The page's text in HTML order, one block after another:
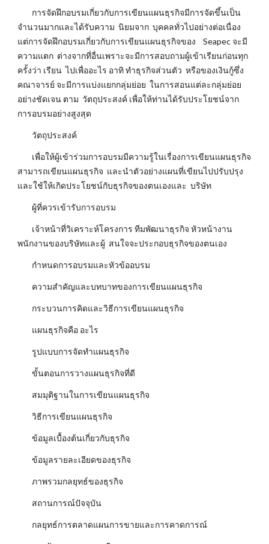
การจัดฝึกอบรมเกี่ยวกับการเขียนแผนธุรกิจมีการจัดขึ้นเป็น
จำนวนมากและได้รับความ นิยมจาก บุคคลทั่วไปอย่างต่อเนื่อง
แต่การจัดฝึกอบรมเกี่ยวกับการเขียนแผนธุรกิจของ Seapec จะมี
ความแตก ต่างจากที่อื่นเพราะจะมีการสอบถามผู้เข้าเรียนก่อนทุก
ครั้งว่า เรียน ไปเพื่ออะไร อาทิ ทำธุรกิจส่วนตัว หรือของเงินกู้ซึ่ง
คณาจารย์ จะมีการแบ่งแยกกลุ่มย่อย ในการสอนแต่ละกลุ่มย่อย
อย่างชัดเจน ตาม วัตถุประสงค์ เพื่อให้ท่านได้รับประโยชน์จาก
การอบรมอย่างสูงสุด
วัตถุประสงค์
เพื่อให้ผู้เข้าร่วมการอบรมมีความรู้ในเรื่องการเขียนแผนธุรกิจ
สามารถเขียนแผนธุรกิจ และนำตัวอย่างแผนที่เขียนไปปรับปรุง
และใช้ให้เกิดประโยชน์กับธุรกิจของตนเองและ บริษัท
ผู้ที่ควรเข้ารับการอบรม
เจ้าหน้าที่วิเคราะห์โครงการ ทีมพัฒนาธุรกิจ หัวหน้างาน
พนักงานของบริษัทและผู้ สนใจจะประกอบธุรกิจของตนเอง
กำหนดการอบรมและหัวข้ออบรม
ความสำคัญและบทบาทของการเขียนแผนธุรกิจ
กระบวนการคิดและวิธีการเขียนแผนธุรกิจ
แผนธุรกิจคือ อะไร
รูปแบบการจัดทำแผนธุรกิจ
ขั้นตอนการวางแผนธุรกิจที่ดี
สมมุติฐานในการเขียนแผนธุรกิจ
วิธีการเขียนแผนธุรกิจ
ข้อมูลเบื้องต้นเกี่ยวกับธุรกิจ
ข้อมูลรายละเอียดของธุรกิจ
ภาพรวมกลยุทธ์ของธุรกิจ
สถานการณ์ปัจจุบัน
กลยุทธ์การตลาดแผนการขายและการคาดการณ์